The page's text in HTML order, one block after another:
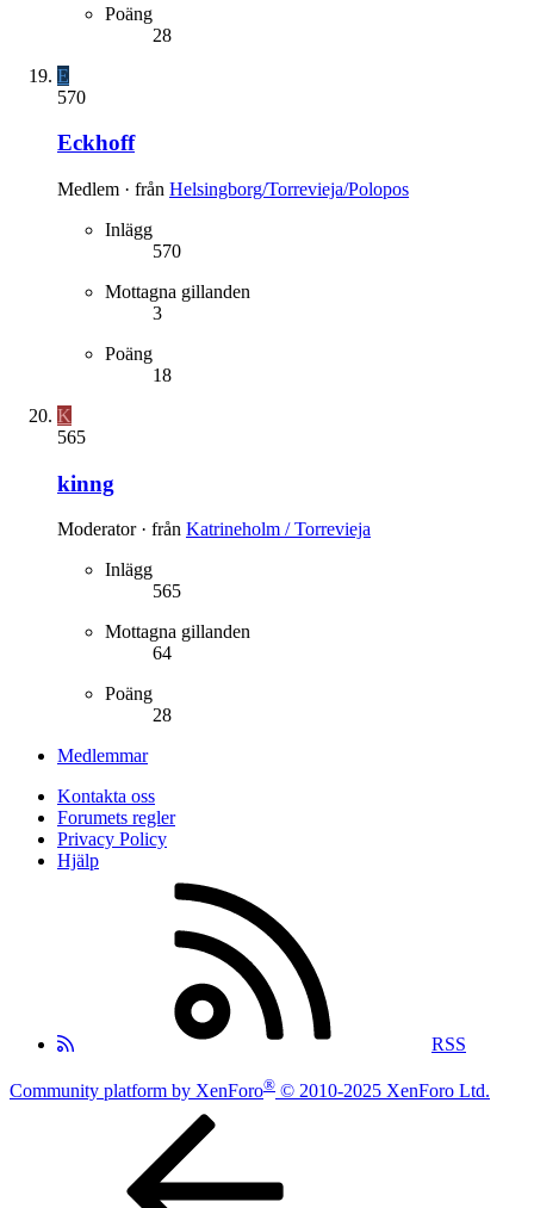
Poäng
28
E
570
Eckhoff
Medlem · från Helsingborg/Torrevieja/Polopos
Inlägg
570
Mottagna gillanden
3
Poäng
18
K
565
kinng
Moderator · från Katrineholm / Torrevieja
Inlägg
565
Mottagna gillanden
64
Poäng
28
Medlemmar
Kontakta oss
Forumets regler
Privacy Policy
Hjälp
RSS
Community platform by XenForo® © 2010-2025 XenForo Ltd.